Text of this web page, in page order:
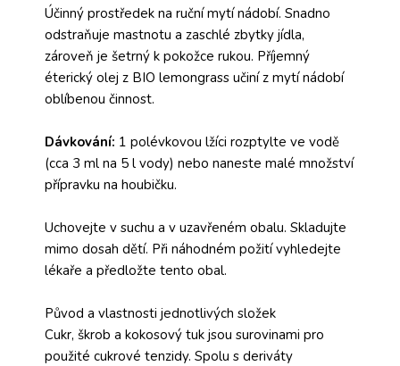
Účinný prostředek na ruční mytí nádobí. Snadno
odstraňuje mastnotu a zaschlé zbytky jídla,
zároveň je šetrný k pokožce rukou. Příjemný
éterický olej z BIO lemongrass učiní z mytí nádobí
oblíbenou činnost.
Dávkování: 1 polévkovou lžíci rozptylte ve vodě
(cca 3 ml na 5 l vody) nebo naneste malé množství
přípravku na houbičku.
Uchovejte v suchu a v uzavřeném obalu. Skladujte
mimo dosah dětí. Při náhodném požití vyhledejte
lékaře a předložte tento obal.
Původ a vlastnosti jednotlivých složek
Cukr, škrob a kokosový tuk jsou surovinami pro
použité cukrové tenzidy. Spolu s deriváty